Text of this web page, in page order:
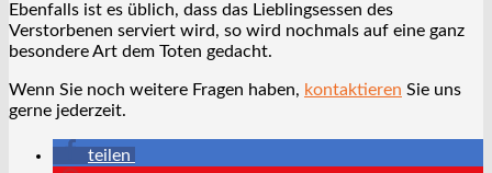
Ebenfalls ist es üblich, dass das Lieblingsessen des
Verstorbenen serviert wird, so wird nochmals auf eine ganz
besondere Art dem Toten gedacht.
Wenn Sie noch weitere Fragen haben, kontaktieren Sie uns
gerne jederzeit.
teilen